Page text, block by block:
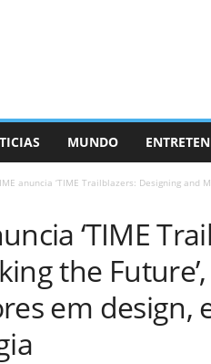
MUNDO
anuncia ‘TIME Trailblazers: Designing and
‘TIME
the
em design,